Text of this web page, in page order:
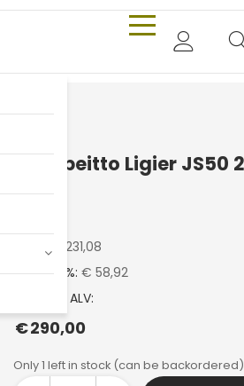
Ligier
Hinta:
231,08
ALV 25.5 %: € 58,92
Hinta sis. ALV:
€290,00
Only 1 left in stock (can be backordered)